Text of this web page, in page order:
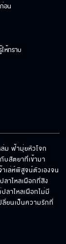
อน
ห้ทราบ
นี่เธอเกิดสมัย
บัติมาให้
ม ฟ้ามุ่ยหัวโจก
บสัตยาที่เข้ามา
เล่ห์พิสูจน์ตัวเองจน
าไหลเผือกที่สิง
ลาไหลเผือกไม่มี
ลี่ยนเป็นความรักที่